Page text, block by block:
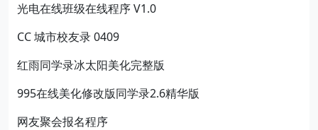
光电在线班级在线程序 V1.0
CC 城市校友录 0409
红雨同学录冰太阳美化完整版
995在线美化修改版同学录2.6精华版
网友聚会报名程序